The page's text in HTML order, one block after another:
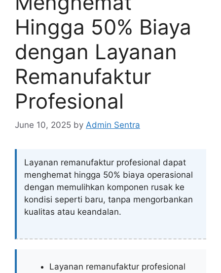
Hingga 50% Biaya
dengan Layanan
Remanufaktur
Profesional
June 10, 2025 by Admin Sentra
Layanan remanufaktur profesional dapat
menghemat hingga 50% biaya operasional
dengan memulihkan komponen rusak ke
kondisi seperti baru, tanpa mengorbankan
kualitas atau keandalan.
Layanan remanufaktur profesional